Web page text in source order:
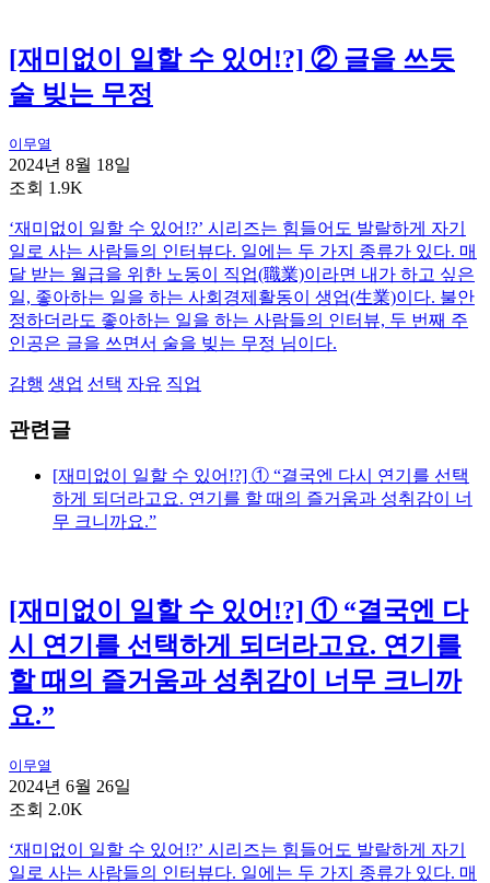
[재미없이 일할 수 있어!?] ② 글을 쓰듯
술 빚는 무정
이무열
2024년 8월 18일
조회 1.9K
‘재미없이 일할 수 있어!?’ 시리즈는 힘들어도 발랄하게 자기
일로 사는 사람들의 인터뷰다. 일에는 두 가지 종류가 있다. 매
달 받는 월급을 위한 노동이 직업(職業)이라면 내가 하고 싶은
일, 좋아하는 일을 하는 사회경제활동이 생업(生業)이다. 불안
정하더라도 좋아하는 일을 하는 사람들의 인터뷰, 두 번째 주
인공은 글을 쓰면서 술을 빚는 무정 님이다.
감행 생업 선택 자유 직업
관련글
[재미없이 일할 수 있어!?] ① “결국엔 다시 연기를 선택
하게 되더라고요. 연기를 할 때의 즐거움과 성취감이 너
무 크니까요.”
[재미없이 일할 수 있어!?] ① “결국엔 다
시 연기를 선택하게 되더라고요. 연기를
할 때의 즐거움과 성취감이 너무 크니까
요.”
이무열
2024년 6월 26일
조회 2.0K
‘재미없이 일할 수 있어!?’ 시리즈는 힘들어도 발랄하게 자기
일로 사는 사람들의 인터뷰다. 일에는 두 가지 종류가 있다. 매